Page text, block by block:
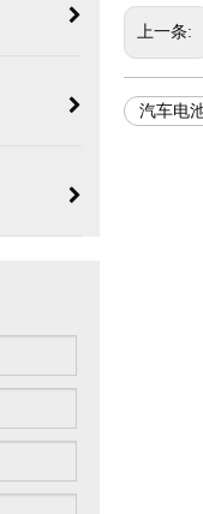
上一条:
汽车电